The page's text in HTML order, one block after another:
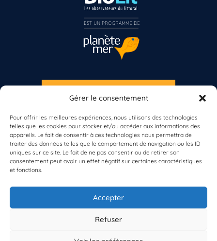
Gérer le consentement
Pour offrir les meilleures expériences, nous utilisons des technologies
telles que les cookies pour stocker et/ou accéder aux informations des
appareils. Le fait de consentir à ces technologies nous permettra de
traiter des données telles que le comportement de navigation ou les ID
uniques sur ce site. Le fait de ne pas consentir ou de retirer son
consentement peut avoir un effet négatif sur certaines caractéristiques
et fonctions.
Accepter
Refuser
À propos de BioLit
Vos données d'observation
Ressources
Résultats du programme
Contacts
S'INSCRIRE À LA NEWSLETTER